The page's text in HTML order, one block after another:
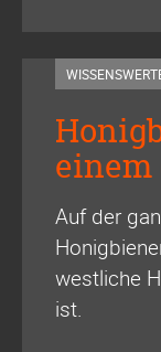
einem
Auf der
westliche
ist.